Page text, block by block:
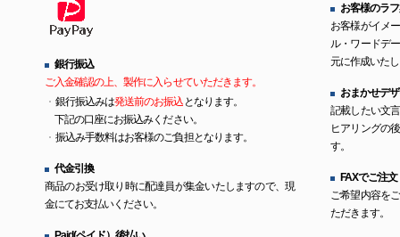
銀行振込
ご入金確認の上、製作に入らせていただきます。
銀行振込みは発送前のお振込 となります。
下記の口座にお振込みください。
振込み手数料はお客様のご負担となります。
代金引換
商品のお受け取り時に配達員が集金いたしますので、現
金にてお支払いください。
お客様のラ
お客様がイメ
ル・ワードデ
元に作成いた
おまかせデ
記載したい文
ヒアリングの
す。
FAXでご注文
ご希望内容を
ただきます。